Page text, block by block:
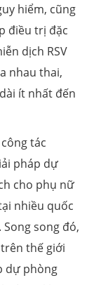
hiểm, cũng
điều trị đặc
dịch RSV
nhau thai,
ít nhất đến
tác
pháp dự
cho phụ nữ
nhiều quốc
song đó,
thế giới
dự phòng